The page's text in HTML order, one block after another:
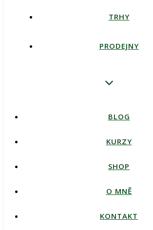
TRHY
PRODEJNY
BLOG
KURZY
SHOP
O MNĚ
KONTAKT